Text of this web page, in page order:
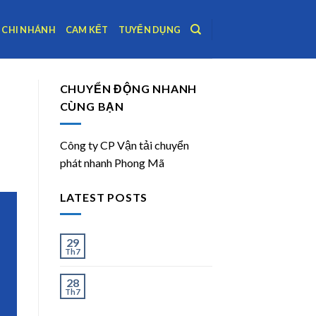
CHI NHÁNH CAM KẾT TUYỂN DỤNG
CHUYỂN ĐỘNG NHANH
CÙNG BẠN
Công ty CP Vận tải chuyển
phát nhanh Phong Mã
LATEST POSTS
29
Th7
28
Th7